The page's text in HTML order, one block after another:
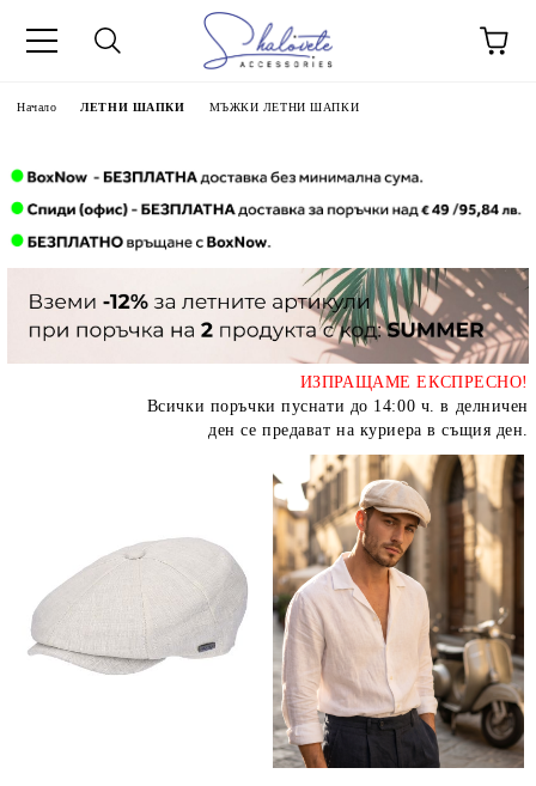
Начало ЛЕТНИ ШАПКИ МЪЖКИ ЛЕТНИ ШАПКИ
ИЗПРАЩАМЕ ЕКСПРЕСНО!
Всички поръчки пуснати до 14:00 ч. в делничен
ден се предават на куриера в същия ден.